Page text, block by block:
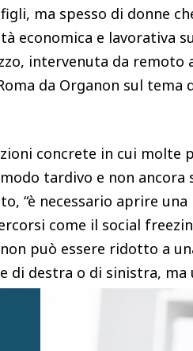
ma spesso di donne
economica e lavorativa
intervenuta da remoto
da Organon sul tema
concrete in cui molte
tardivo e non ancora
“è necessario aprire una
come il social
può essere ridotto a
di destra o di sinistra, ma
sociali dei Paesi
pubblico più